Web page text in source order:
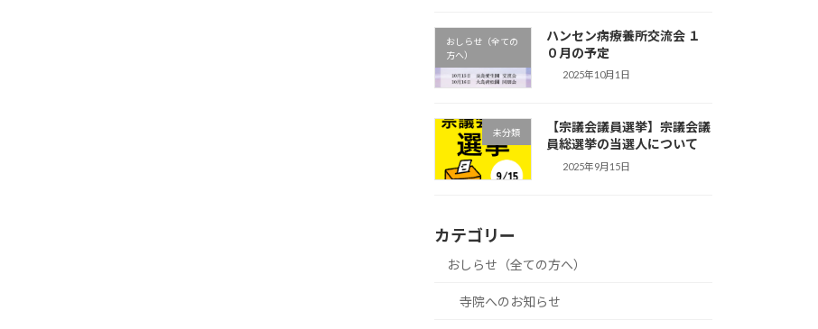
おしらせ（全ての
方へ）
ハンセン病療養所交流会 １
０月の予定
2025年10月1日
未分類
【宗議会議員選挙】宗議会議
員総選挙の当選人について
2025年9月15日
カテゴリー
おしらせ（全ての方へ）
寺院へのお知らせ